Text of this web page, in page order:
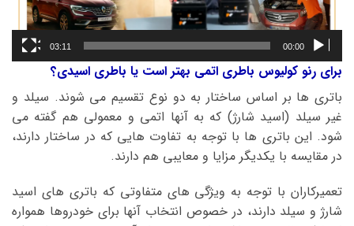
00:00
03:11
برای رنو کولیوس باطری اتمی بهتر است یا باطری اسیدی؟
باتری ها بر اساس ساختار به دو نوع تقسیم می شوند. سیلد و
غیر سیلد (اسید شارژ) که به آنها اتمی و معمولی هم گفته می
شود. این باتری ها با توجه به تفاوت هایی که در ساختار دارند،
در مقایسه با یکدیگر مزایا و معایبی هم دارند.
تعمیرکاران با توجه به ویژگی های متفاوتی که باتری های اسید
شارژ و سیلد دارند، در خصوص انتخاب آنها برای خودروها همواره